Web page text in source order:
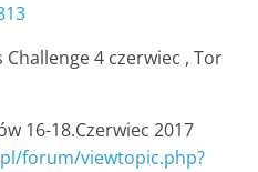
4 czerwiec , Tor
16-18.Czerwiec 2017
forum/viewtopic.php?